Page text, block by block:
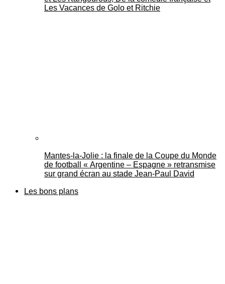
Les Vacances de Golo et Ritchie
Mantes-la-Jolie : la finale de la Coupe du Monde
de football « Argentine – Espagne » retransmise
sur grand écran au stade Jean-Paul David
Les bons plans